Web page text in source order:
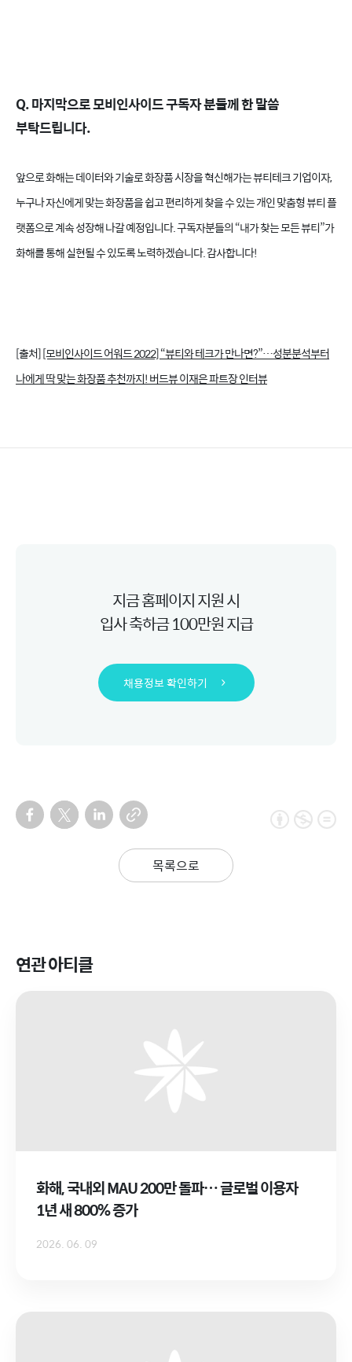
Q. 마지막으로 모비인사이드 구독자 분들께 한 말씀
부탁드립니다.
앞으로 화해는 데이터와 기술로 화장품 시장을 혁신해가는 뷰티테크 기업이자,
누구나 자신에게 맞는 화장품을 쉽고 편리하게 찾을 수 있는 개인 맞춤형 뷰티 플
랫폼으로 계속 성장해 나갈 예정입니다. 구독자분들의 “내가 찾는 모든 뷰티”가
화해를 통해 실현될 수 있도록 노력하겠습니다. 감사합니다!
[출처][모비인사이드 어워드 2022] “뷰티와 테크가 만나면?”…성분분석부터
나에게 딱 맞는 화장품 추천까지! 버드뷰 이재은 파트장 인터뷰
지금 홈페이지 지원 시
입사 축하금 100만원 지급
채용정보 확인하기
목록으로
연관 아티클
화해, 국내외 MAU 200만 돌파… 글로벌 이용자
1년 새 800% 증가
2026. 06. 09